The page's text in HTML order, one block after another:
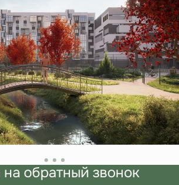
на обратный звонок